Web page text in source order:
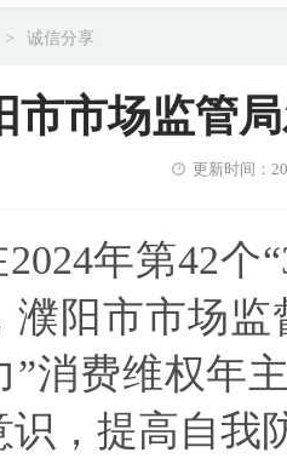
> 诚信分享
市市场监管
更新时间：
年第42个
濮阳市市场监
”消费维权年
识，提高自我